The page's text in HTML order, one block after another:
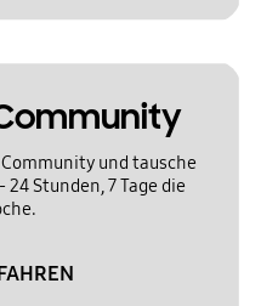
und tausche
Stunden, 7 Tage die